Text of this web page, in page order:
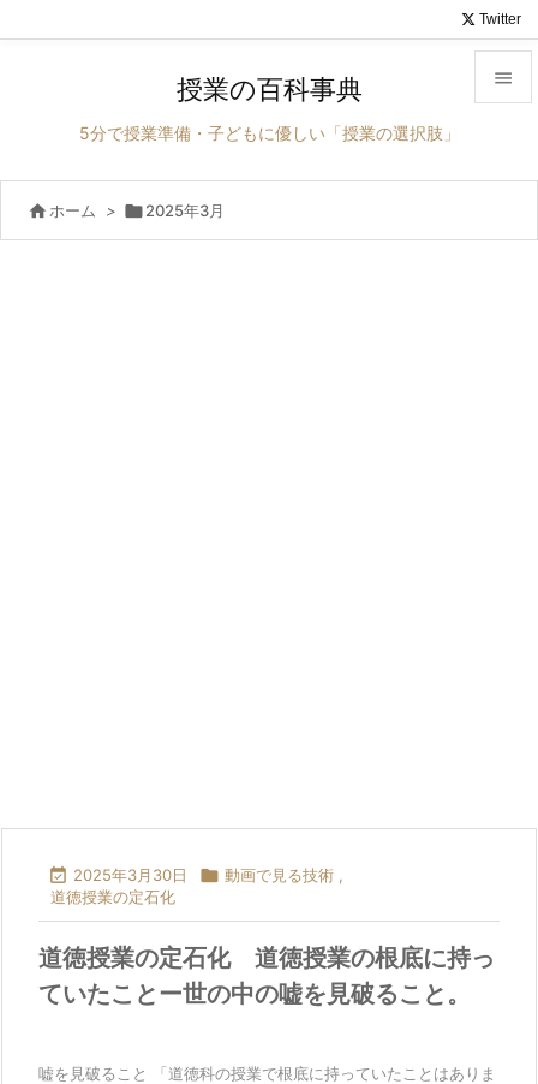


Twitter
授業の百科事典
5分で授業準備・子どもに優しい「授業の選択肢」
 ホーム > 2025年3月
 2025年3月30日  動画で見る技術 ,
道徳授業の定石化
道徳授業の定石化 道徳授業の根底に持っ
ていたことー世の中の嘘を見破ること。
嘘を見破ること 「道徳科の授業で根底に持っていたことはありま